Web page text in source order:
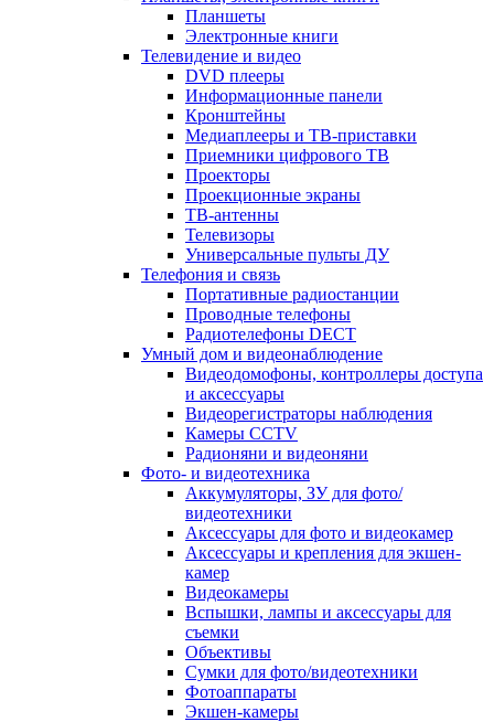
Планшеты
Электронные книги
Телевидение и видео
DVD плееры
Информационные панели
Кронштейны
Медиаплееры и ТВ-приставки
Приемники цифрового ТВ
Проекторы
Проекционные экраны
ТВ-антенны
Телевизоры
Универсальные пульты ДУ
Телефония и связь
Портативные радиостанции
Проводные телефоны
Радиотелефоны DECT
Умный дом и видеонаблюдение
Видеодомофоны, контроллеры доступа
и аксессуары
Видеорегистраторы наблюдения
Камеры CCTV
Радионяни и видеоняни
Фото- и видеотехника
Аккумуляторы, ЗУ для фото/
видеотехники
Аксессуары для фото и видеокамер
Аксессуары и крепления для экшен-
камер
Видеокамеры
Вспышки, лампы и аксессуары для
съемки
Объективы
Сумки для фото/видеотехники
Фотоаппараты
Экшен-камеры